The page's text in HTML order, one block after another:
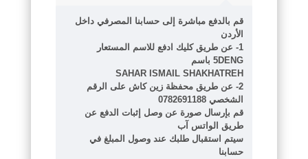
قم بالدفع مباشرة إلى حسابنا المصرفي داخل
الأردن
1- عن طريق كليك ادفع للاسم المستعار
5DENG باسم
SAHAR ISMAIL SHAKHATREH
2- عن طريق محفظة زين كاش على الرقم
الشخصي 0782691188
قم بإرسال صورة عن وصل إثبات الدفع عن
طريق الواتس آب
سيتم استقبال طلبك عند وصول المبلغ في
حسابنا